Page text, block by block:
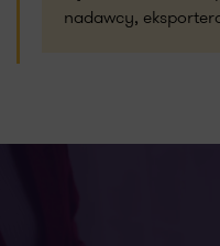
nadawcy,